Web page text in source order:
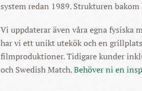
system redan 1989. Strukturen
Vi uppdaterar även våra egna fysiska
har vi ett unikt utekök och en
filmproduktioner. Tidigare kunder
och Swedish Match.Behöver ni en